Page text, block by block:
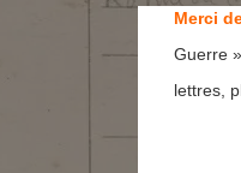
Merci
Guerre
lettres,